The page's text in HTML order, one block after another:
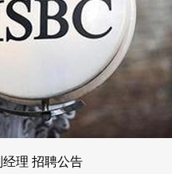
经理 招聘公告